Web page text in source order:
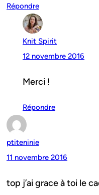
Répondre
Knit Spirit
12 novembre 2016
Merci !
Répondre
ptiteninie
11 novembre 2016
top j’ai grace à toi le